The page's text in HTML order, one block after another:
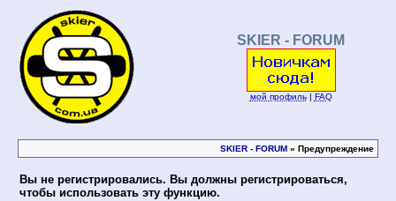
SKIER - FORUM
мой профиль| FAQ
SKIER - FORUM » Предупреждение
Вы не регистрировались. Вы должны регистрироваться,
чтобы использовать эту функцию.